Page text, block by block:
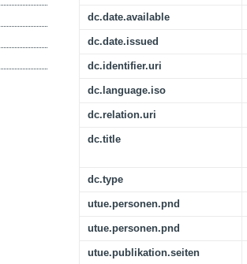
dc.date.available
dc.date.issued
dc.identifier.uri
dc.language.iso
dc.relation.uri
dc.title
dc.type
utue.personen.pnd
utue.personen.pnd
utue.publikation.seiten